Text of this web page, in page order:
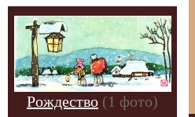
Рождество (1 фото)